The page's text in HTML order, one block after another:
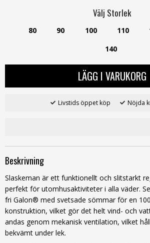
Välj Storlek
80 90 100 110
140
LÄGG I VARUKORG
Livstids öppet köp Nöjda
Beskrivning
Slaskeman är ett funktionellt och slitstarkt
perfekt för utomhusaktiviteter i alla väder.
fri Galon® med svetsade sömmar för en
konstruktion, vilket gör det helt vind- och
andas genom mekanisk ventilation, vilket
bekvämt under lek.